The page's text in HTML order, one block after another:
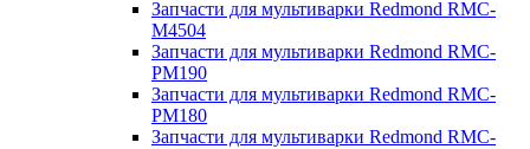
Запчасти для мультиварки Redmond RMC-
M4504
Запчасти для мультиварки Redmond RMC-
PM190
Запчасти для мультиварки Redmond RMC-
PM180
Запчасти для мультиварки Redmond RMC-